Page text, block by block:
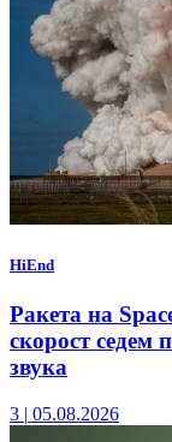
HiEnd
Ракета на
скорост седем
звука
3 | 05.08.2026